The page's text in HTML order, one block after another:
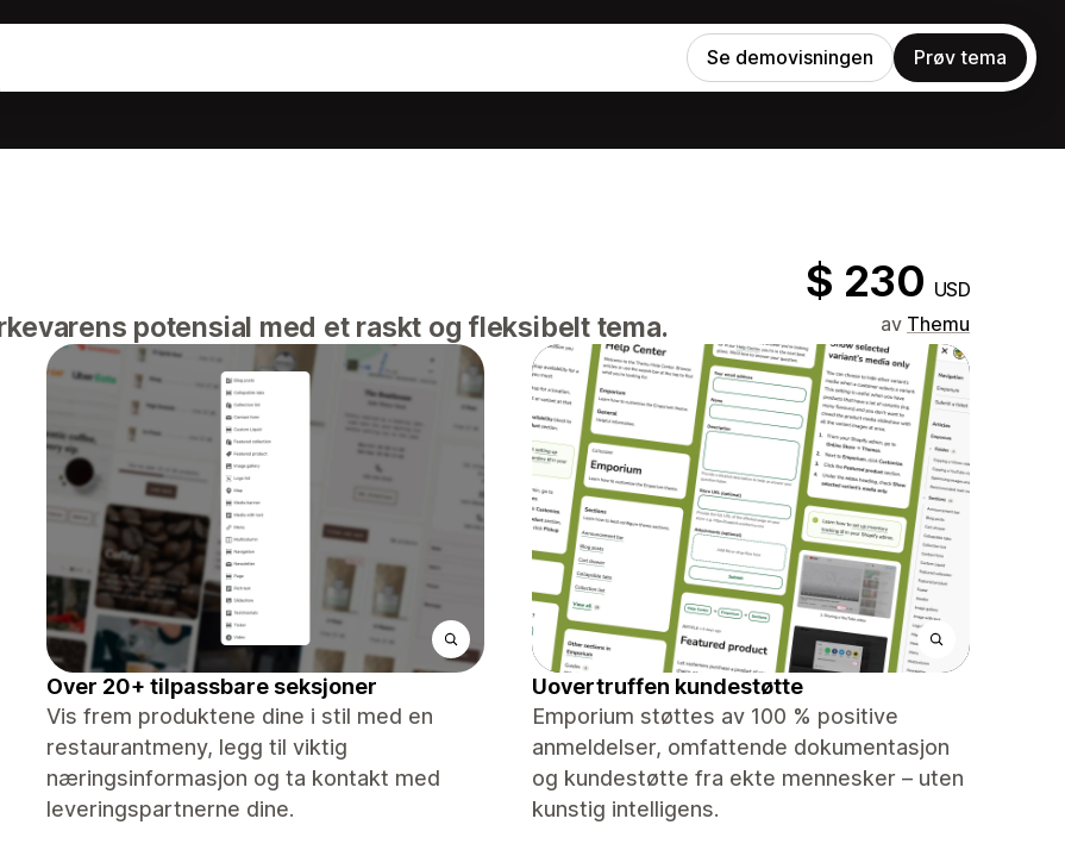
Se demovisningen Prøv tema
$ 230 USD
potensial med et raskt og fleksibelt tema. av Themu
Over 20+ tilpassbare seksjoner
Vis frem produktene dine i stil med en
restaurantmeny, legg til viktig
næringsinformasjon og ta kontakt med
leveringspartnerne dine.
Uovertruffen kundestøtte
Emporium støttes av 100 % positive
anmeldelser, omfattende dokumentasjon
og kundestøtte fra ekte mennesker – uten
kunstig intelligens.